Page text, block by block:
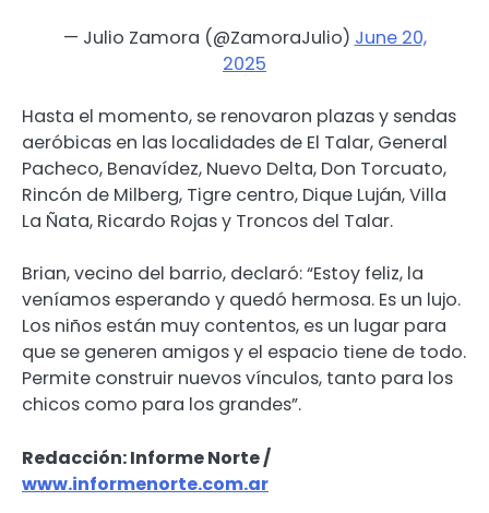
— Julio Zamora (@ZamoraJulio) June 20,
2025
Hasta el momento, se renovaron plazas y sendas
aeróbicas en las localidades de El Talar, General
Pacheco, Benavídez, Nuevo Delta, Don Torcuato,
Rincón de Milberg, Tigre centro, Dique Luján, Villa
La Ñata, Ricardo Rojas y Troncos del Talar.
Brian, vecino del barrio, declaró: “Estoy feliz, la
veníamos esperando y quedó hermosa. Es un lujo.
Los niños están muy contentos, es un lugar para
que se generen amigos y el espacio tiene de todo.
Permite construir nuevos vínculos, tanto para los
chicos como para los grandes”.
Redacción: Informe Norte /
www.informenorte.com.ar